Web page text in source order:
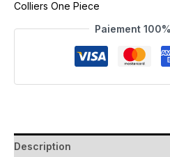
Colliers One Piece
Paiement
Description